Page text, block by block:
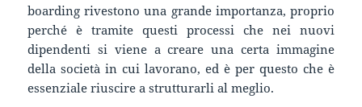
boarding rivestono una grande importanza, proprio
perché è tramite questi processi che nei nuovi
dipendenti si viene a creare una certa immagine
della società in cui lavorano, ed è per questo che è
essenziale riuscire a strutturarli al meglio.